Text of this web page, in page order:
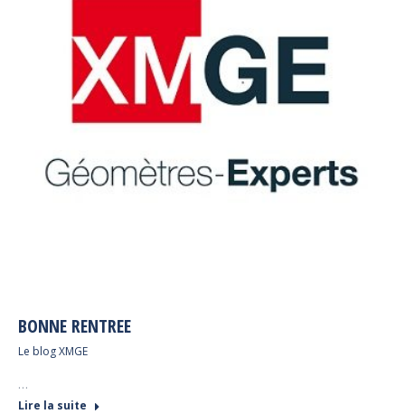
BONNE RENTREE
Le blog XMGE
…
Lire la suite